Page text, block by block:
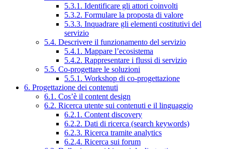
5.3.1. Identificare gli attori coinvolti
5.3.2. Formulare la proposta di valore
5.3.3. Inquadrare gli elementi costitutivi del
servizio
5.4. Descrivere il funzionamento del servizio
5.4.1. Mappare l’ecosistema
5.4.2. Rappresentare i flussi di servizio
5.5. Co-progettare le soluzioni
5.5.1. Workshop di co-progettazione
6. Progettazione dei contenuti
6.1. Cos’è il content design
6.2. Ricerca utente sui contenuti e il linguaggio
6.2.1. Content discovery
6.2.2. Dati di ricerca (search keywords)
6.2.3. Ricerca tramite analytics
6.2.4. Ricerca sui forum